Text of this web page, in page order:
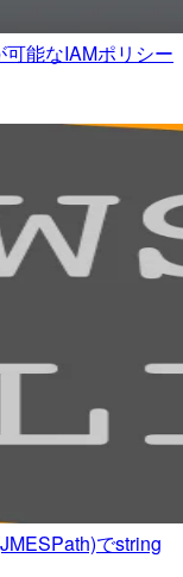
能なIAMポリシー
でstring